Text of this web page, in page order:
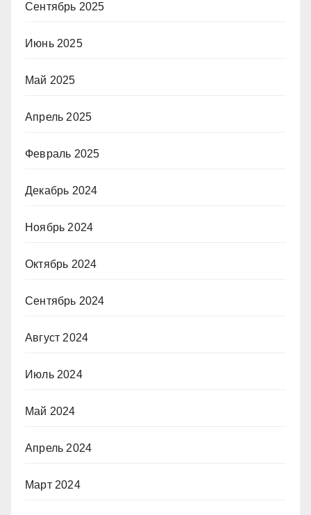
Сентябрь 2025
Июнь 2025
Май 2025
Апрель 2025
Февраль 2025
Декабрь 2024
Ноябрь 2024
Октябрь 2024
Сентябрь 2024
Август 2024
Июль 2024
Май 2024
Апрель 2024
Март 2024